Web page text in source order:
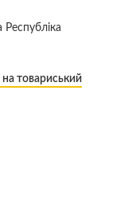
на товариський